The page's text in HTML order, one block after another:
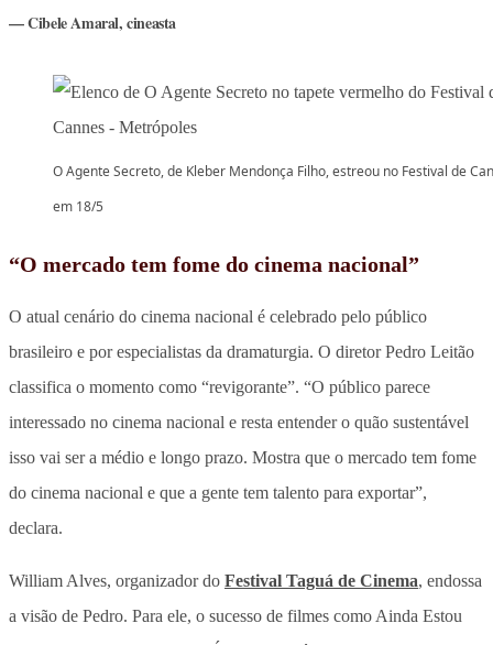
Cibele Amaral, cineasta
O Agente Secreto, de Kleber Mendonça Filho, estreou no Festival de
em 18/5
“O mercado tem fome do cinema nacional”
O atual cenário do cinema nacional é celebrado pelo público
brasileiro e por especialistas da dramaturgia. O diretor Pedro Leitão
classifica o momento como “revigorante”. “O público parece
interessado no cinema nacional e resta entender o quão sustentável
isso vai ser a médio e longo prazo. Mostra que o mercado tem fome
do cinema nacional e que a gente tem talento para exportar”,
declara.
William Alves, organizador do Festival Taguá de Cinema, endossa
a visão de Pedro. Para ele, o sucesso de filmes como Ainda Estou